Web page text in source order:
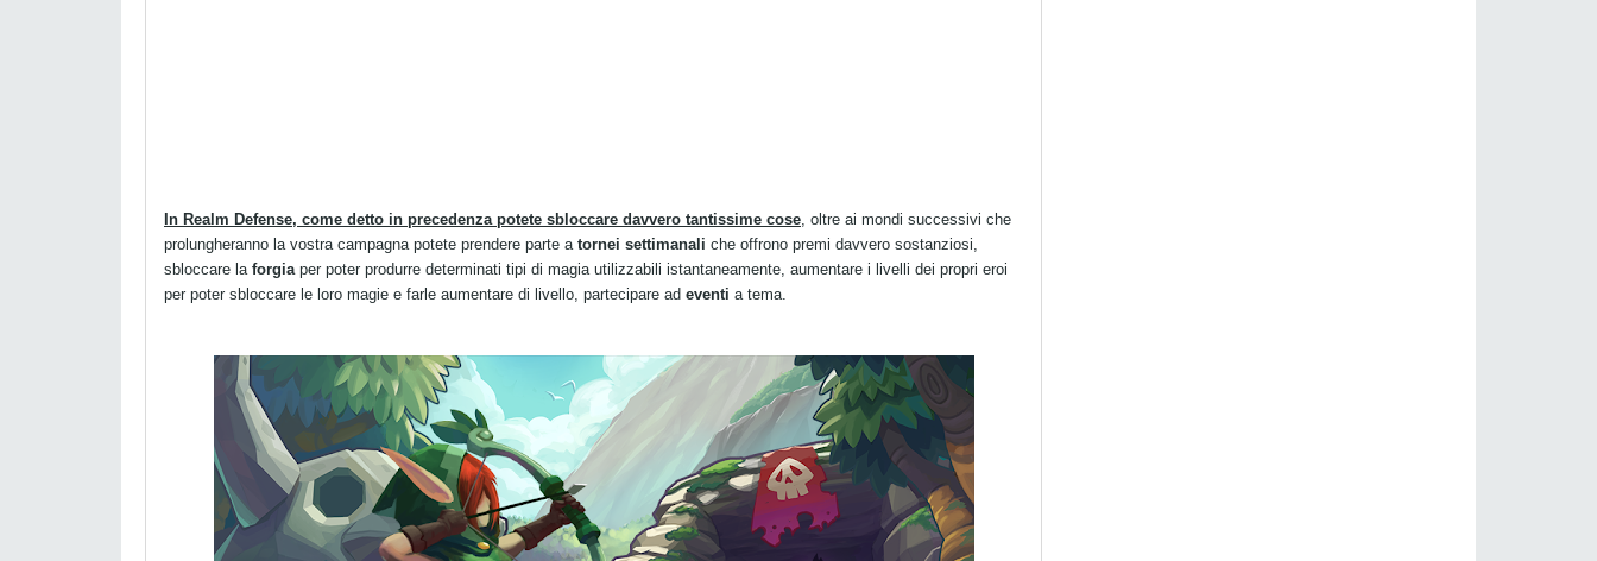
In Realm Defense, come detto in precedenza potete sbloccare davvero tantissime cose, oltre ai mondi successivi che
prolungheranno la vostra campagna potete prendere parte a tornei settimanali che offrono premi davvero sostanziosi,
sbloccare la forgia per poter produrre determinati tipi di magia utilizzabili istantaneamente, aumentare i livelli dei propri eroi
per poter sbloccare le loro magie e farle aumentare di livello, partecipare ad eventi a tema.